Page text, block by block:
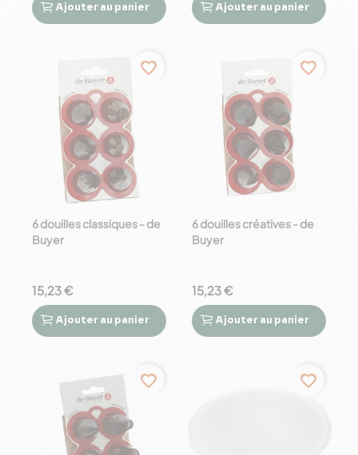
 
Ajouter au panier
 
Ajouter au panier
favorite_border
6 douilles classiques - de
Buyer
15,23 €
 
Ajouter au panier
favorite_border
6 douilles créatives - de
Buyer
15,23 €
 
Ajouter au panier
favorite_border favorite_border